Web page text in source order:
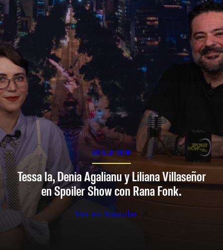
SPOILER SHOW
Tessa Ia, Denia Agalianu y Liliana Villaseñor
en Spoiler Show con Rana Fonk.
Ver en Youtube